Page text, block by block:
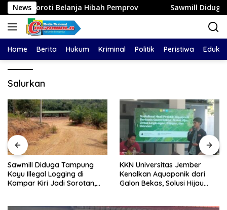
Langsung
ke
konten
News
Belanja Hibah Pemprov Sawmill Diduga Tampung
Home Berita Hukum Kriminal Politik Peristiwa
Salurkan
Sawmill Diduga Tampung
Kayu Illegal Logging di
Kampar Kiri Jadi Sorotan,
KKN Universitas Jember
Kenalkan Aquaponik dari
Galon Bekas, Solusi Hijau